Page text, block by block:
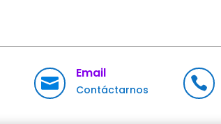

Email
Contáctarnos 